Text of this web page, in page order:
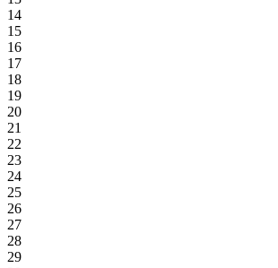
14
15
16
17
18
19
20
21
22
23
24
25
26
27
28
29